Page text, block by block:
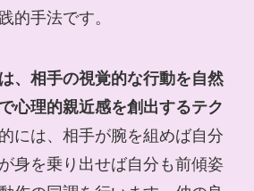
的手法です。
、相手の視覚的な行動を自然
心理的親近感を創出するテク
には、相手が腕を組めば自分
身を乗り出せば自分も前傾姿